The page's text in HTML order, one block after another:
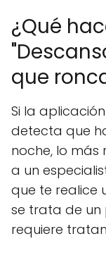
¿Qué
que
Si la
detecta que
noche, lo
a un
que te realice
se trata de
requiere